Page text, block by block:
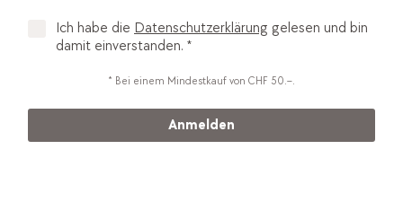
Anmelden
Ich habe die Datenschutzerklärung gelesen und bin
damit einverstanden. *
* Bei einem Mindestkauf von CHF 50.–.